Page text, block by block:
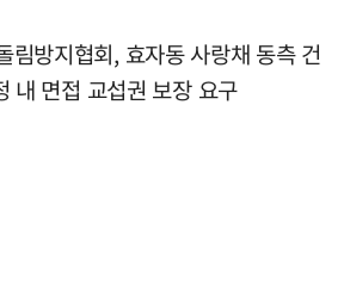
방지협회, 효자동 사랑채 동측 건
내 면접 교섭권 보장 요구